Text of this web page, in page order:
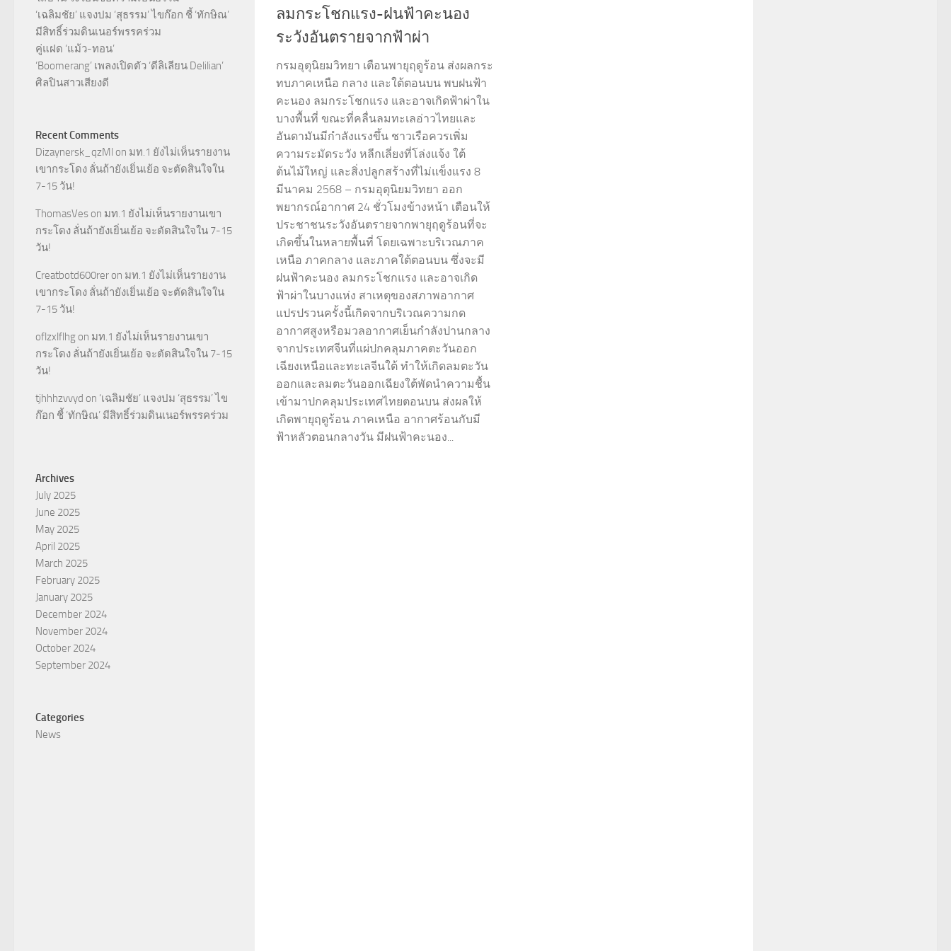
ลมกระโชกแรง-ฝนฟ้าคะนอง
ระวังอันตรายจากฟ้าผ่า
กรมอุตุนิยมวิทยา เตือนพายุฤดูร้อน ส่งผลกระ
ทบภาคเหนือ กลาง และใต้ตอนบน พบฝนฟ้า
คะนอง ลมกระโชกแรง และอาจเกิดฟ้าผ่าใน
บางพื้นที่ ขณะที่คลื่นลมทะเลอ่าวไทยและ
อันดามันมีกำลังแรงขึ้น ชาวเรือควรเพิ่ม
ความระมัดระวัง หลีกเลี่ยงที่โล่งแจ้ง ใต้
ต้นไม้ใหญ่ และสิ่งปลูกสร้างที่ไม่แข็งแรง 8
มีนาคม 2568 – กรมอุตุนิยมวิทยา ออก
พยากรณ์อากาศ 24 ชั่วโมงข้างหน้า เตือนให้
ประชาชนระวังอันตรายจากพายุฤดูร้อนที่จะ
เกิดขึ้นในหลายพื้นที่ โดยเฉพาะบริเวณภาค
เหนือ ภาคกลาง และภาคใต้ตอนบน ซึ่งจะมี
ฝนฟ้าคะนอง ลมกระโชกแรง และอาจเกิด
ฟ้าผ่าในบางแห่ง สาเหตุของสภาพอากาศ
แปรปรวนครั้งนี้เกิดจากบริเวณความกด
อากาศสูงหรือมวลอากาศเย็นกำลังปานกลาง
จากประเทศจีนที่แผ่ปกคลุมภาคตะวันออก
เฉียงเหนือและทะเลจีนใต้ ทำให้เกิดลมตะวัน
ออกและลมตะวันออกเฉียงใต้พัดนำความชื้น
เข้ามาปกคลุมประเทศไทยตอนบน ส่งผลให้
เกิดพายุฤดูร้อน ภาคเหนือ อากาศร้อนกับมี
ฟ้าหลัวตอนกลางวัน มีฝนฟ้าคะนอง...
‘เฉลิมชัย’ แจงปม ‘สุธรรม’ ไขก๊อก ชี้ ‘ทักษิณ’
มีสิทธิ์ร่วมดินเนอร์พรรคร่วม
คู่แฝด ‘แม้ว-ทอน’
‘Boomerang’ เพลงเปิดตัว ‘ดีลิเลียน Delilian’
ศิลปินสาวเสียงดี
Recent Comments
Dizaynersk_qzMl on มท.1 ยังไม่เห็นรายงาน
เขากระโดง ลั่นถ้ายังเยิ่นเย้อ จะตัดสินใจใน
7-15 วัน!
ThomasVes on มท.1 ยังไม่เห็นรายงานเขา
กระโดง ลั่นถ้ายังเยิ่นเย้อ จะตัดสินใจใน 7-15
วัน!
Creatbotd600rer on มท.1 ยังไม่เห็นรายงาน
เขากระโดง ลั่นถ้ายังเยิ่นเย้อ จะตัดสินใจใน
7-15 วัน!
oflzxlflhg on มท.1 ยังไม่เห็นรายงานเขา
กระโดง ลั่นถ้ายังเยิ่นเย้อ จะตัดสินใจใน 7-15
วัน!
tjhhhzvvyd on ‘เฉลิมชัย’ แจงปม ‘สุธรรม’ ไข
ก๊อก ชี้ ‘ทักษิณ’ มีสิทธิ์ร่วมดินเนอร์พรรคร่วม
Archives
July 2025
June 2025
May 2025
April 2025
March 2025
February 2025
January 2025
December 2024
November 2024
October 2024
September 2024
Categories
News